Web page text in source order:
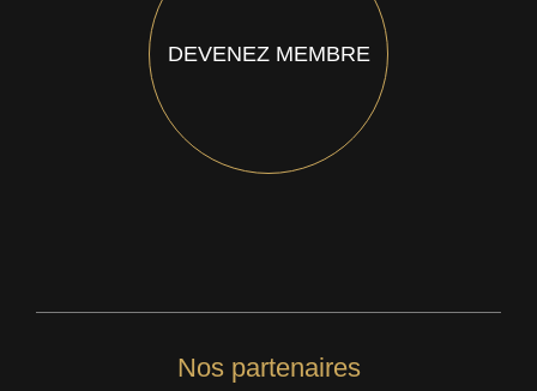
DEVENEZ MEMBRE
Nos partenaires